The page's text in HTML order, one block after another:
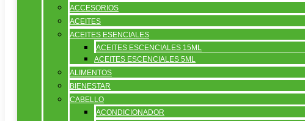
ACCESORIOS
ACEITES
ACEITES ESENCIALES
ACEITES ESCENCIALES 15ML
ACEITES ESCENCIALES 5ML
ALIMENTOS
BIENESTAR
CABELLO
ACONDICIONADOR